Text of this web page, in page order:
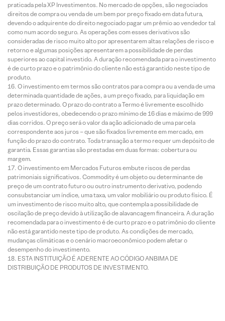
praticada pela XP Investimentos. No mercado de opções, são negociados
direitos de compra ou venda de um bem por preço fixado em data futura,
devendo o adquirente do direito negociado pagar um prêmio ao vendedor tal
como num acordo seguro. As operações com esses derivativos são
consideradas de risco muito alto por apresentarem altas relações de risco e
retorno e algumas posições apresentarem a possibilidade de perdas
superiores ao capital investido. A duração recomendada para o investimento
é de curto prazo e o patrimônio do cliente não está garantido neste tipo de
produto.
O investimento em termos são contratos para compra ou a venda de uma
determinada quantidade de ações, a um preço fixado, para liquidação em
prazo determinado. O prazo do contrato a Termo é livremente escolhido
pelos investidores, obedecendo o prazo mínimo de 16 dias e máximo de 999
dias corridos. O preço será o valor da ação adicionado de uma parcela
correspondente aos juros – que são fixados livremente em mercado, em
função do prazo do contrato. Toda transação a termo requer um depósito de
garantia. Essas garantias são prestadas em duas formas: cobertura ou
margem.
O investimento em Mercados Futuros embute riscos de perdas
patrimoniais significativos. Commodity é um objeto ou determinante de
preço de um contrato futuro ou outro instrumento derivativo, podendo
consubstanciar um índice, uma taxa, um valor mobiliário ou produto físico. É
um investimento de risco muito alto, que contempla a possibilidade de
oscilação de preço devido à utilização de alavancagem financeira. A duração
recomendada para o investimento é de curto prazo e o patrimônio do cliente
não está garantido neste tipo de produto. As condições de mercado,
mudanças climáticas e o cenário macroeconômico podem afetar o
desempenho do investimento.
ESTA INSTITUIÇÃO É ADERENTE AO CÓDIGO ANBIMA DE
DISTRIBUIÇÃO DE PRODUTOS DE INVESTIMENTO.